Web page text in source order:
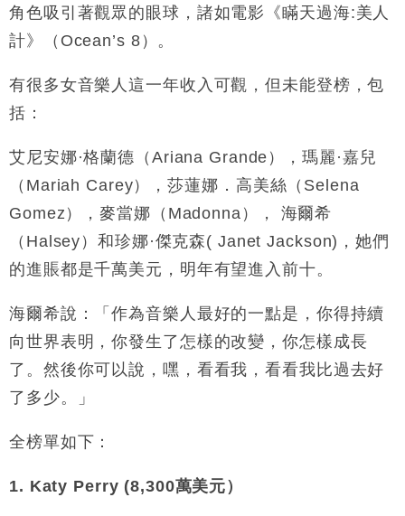
角色吸引著觀眾的眼球，諸如電影《瞞天過海:美人
計》（ Ocean’s 8 ）。
有很多女音樂人這一年收入可觀，但未能登榜，包
括：
艾尼安娜·格蘭德 （ Ariana Grande ），瑪麗·嘉兒
（ Mariah Carey） ，莎蓮娜．高美絲 （ Selena
Gomez ） ，麥當娜（ Madonna ），
海爾希
（ Halsey ）和珍娜·傑克森( Janet Jackson) ，她們
的進賬都是千萬美元，明年有望進入前十。
海爾希說：「作為音樂人最好的一點是，你得持續
向世界表明，你發生了怎樣的改變，你怎樣成長
了。然後你可以說， 嘿，看看我，看看我比過去好
了多少。」
全榜單如下：
1. Katy Perry (8,300萬美元）